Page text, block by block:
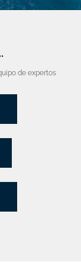
de expertos